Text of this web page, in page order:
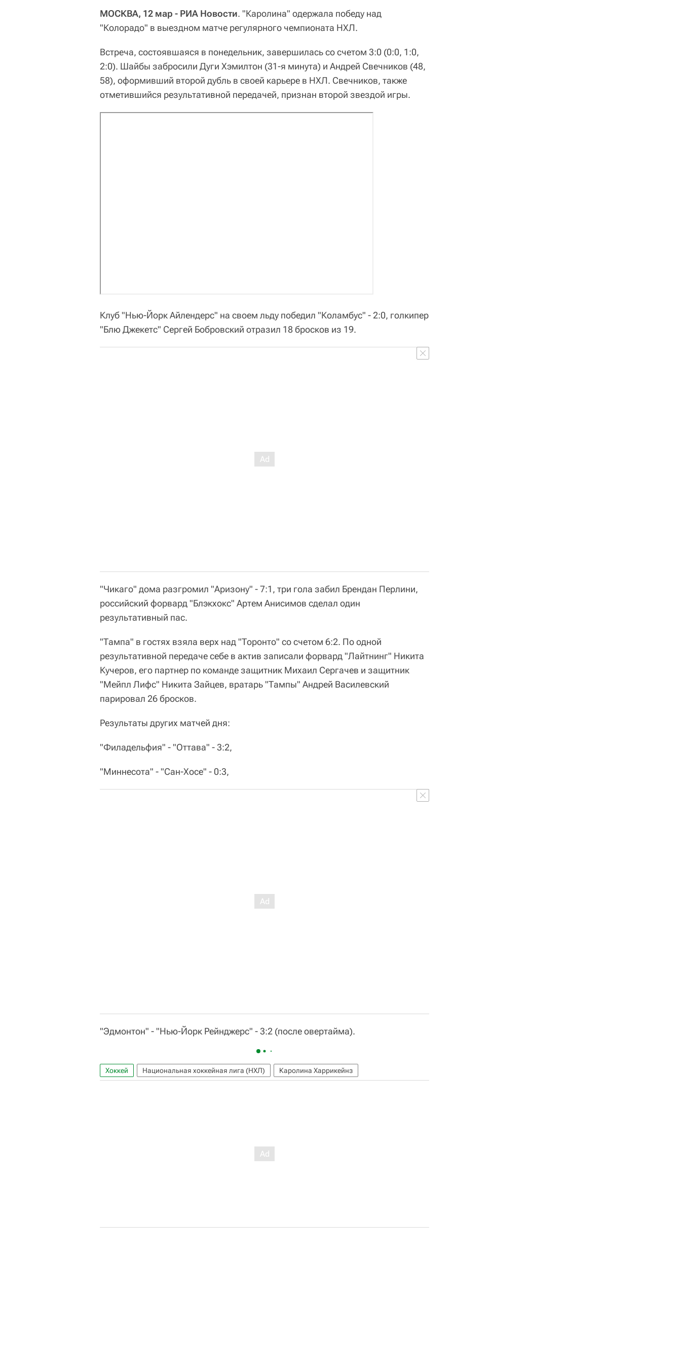
МОСКВА, 12 мар - РИА Новости. "Каролина" одержала победу над
"Колорадо" в выездном матче регулярного чемпионата НХЛ.
Встреча, состоявшаяся в понедельник, завершилась со счетом 3:0 (0:0, 1:0,
2:0). Шайбы забросили Дуги Хэмилтон (31-я минута) и Андрей Свечников (48,
58), оформивший второй дубль в своей карьере в НХЛ. Свечников, также
отметившийся результативной передачей, признан второй звездой игры.
Клуб "Нью-Йорк Айлендерс" на своем льду победил "Коламбус" - 2:0, голкипер
"Блю Джекетс" Сергей Бобровский отразил 18 бросков из 19.
"Чикаго" дома разгромил "Аризону" - 7:1, три гола забил Брендан Перлини,
российский форвард "Блэкхокс" Артем Анисимов сделал один
результативный пас.
"Тампа" в гостях взяла верх над "Торонто" со счетом 6:2. По одной
результативной передаче себе в актив записали форвард "Лайтнинг" Никита
Кучеров, его партнер по команде защитник Михаил Сергачев и защитник
"Мейпл Лифс" Никита Зайцев, вратарь "Тампы" Андрей Василевский
парировал 26 бросков.
Результаты других матчей дня:
"Филадельфия" - "Оттава" - 3:2,
"Миннесота" - "Сан-Хосе" - 0:3,
"Эдмонтон" - "Нью-Йорк Рейнджерс" - 3:2 (после овертайма).
Хоккей Национальная хоккейная лига (НХЛ) Каролина Харрикейнз